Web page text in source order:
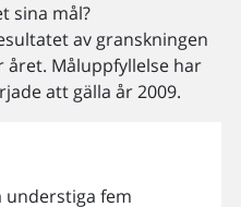
sina mål?
av granskningen
Måluppfyllelse har
att gälla år 2009.
understiga fem